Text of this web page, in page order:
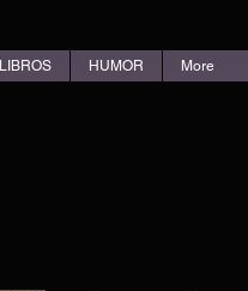
LIBROS HUMOR More